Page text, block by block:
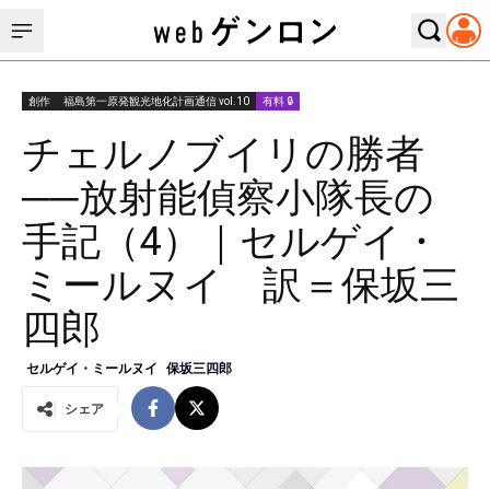
創作 福島第一原発観光地化計画通信 vol.10 有料 🔒
チェルノブイリの勝者
──放射能偵察小隊長の
手記（4）｜セルゲイ・
ミールヌイ 訳＝保坂三
四郎
セルゲイ・ミールヌイ 保坂三四郎
シェア